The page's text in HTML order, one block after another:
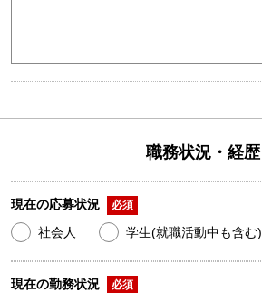
職務状況・経歴
現在の応募状況 必須
社会人 学生(就職活動中も含む)
現在の勤務状況 必須